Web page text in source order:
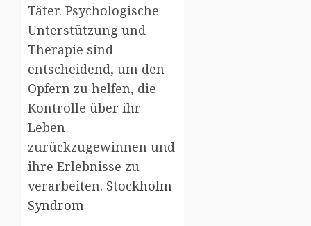
Täter. Psychologische
Unterstützung und
Therapie sind
entscheidend, um den
Opfern zu helfen, die
Kontrolle über ihr
Leben
zurückzugewinnen und
ihre Erlebnisse zu
verarbeiten. Stockholm
Syndrom